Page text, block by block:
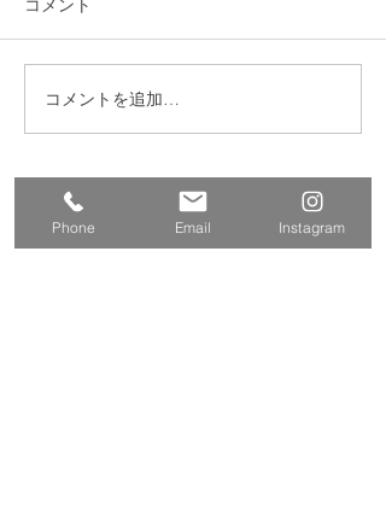
練馬区 S邸 サンルーム
設置
コメント
コメントを追加…
​株式会社多摩商工
Tamasyokou Co., Ltd.
Phone Email Instagram